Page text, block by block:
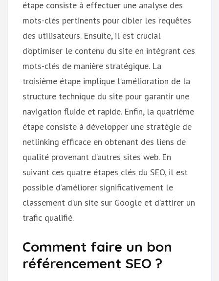
étape consiste à effectuer une analyse des
mots-clés pertinents pour cibler les requêtes
des utilisateurs. Ensuite, il est crucial
d’optimiser le contenu du site en intégrant ces
mots-clés de manière stratégique. La
troisième étape implique l’amélioration de la
structure technique du site pour garantir une
navigation fluide et rapide. Enfin, la quatrième
étape consiste à développer une stratégie de
netlinking efficace en obtenant des liens de
qualité provenant d’autres sites web. En
suivant ces quatre étapes clés du SEO, il est
possible d’améliorer significativement le
classement d’un site sur Google et d’attirer un
trafic qualifié.
Comment faire un bon
référencement SEO ?